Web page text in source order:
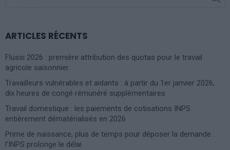
ARTICLES RÉCENTS
Flussi 2026 : première attribution des quotas pour le travail
agricole saisonnier
Travailleurs vulnérables et aidants : à partir du 1er janvier 2026,
dix heures de congé rémunéré supplémentaires
Travail domestique : les paiements de cotisations INPS
entièrement dématérialisés en 2026
Prime de naissance, plus de temps pour déposer la demande :
l’INPS prolonge le délai